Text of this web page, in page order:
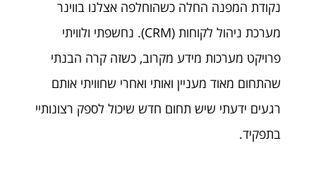
נקודת המפנה החלה כשהוחלפה אצלנו בווינר
מערכת ניהול לקוחות (CRM). נחשפתי ולוויתי
פרויקט מערכות מידע מקרוב, כשזה קרה הבנתי
שהתחום מאוד מעניין ואותי ואחרי שחוויתי אותם
רגעים ידעתי שיש תחום חדש שיכול לספק רצונותיי
בתפקיד.